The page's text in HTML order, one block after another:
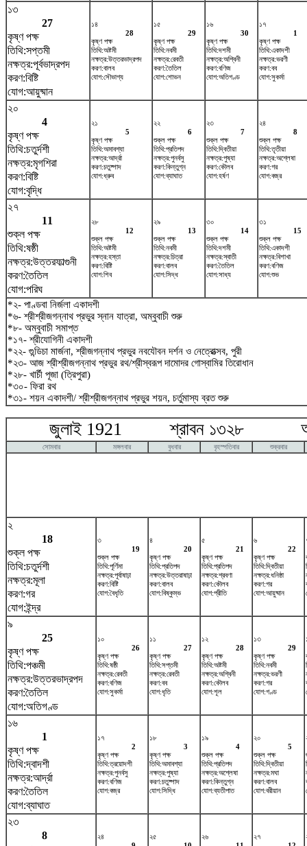
১৩
27
কৃষ্ণ পক্ষ
তিথি:সপ্তমী
নক্ষত্র:পূর্বভাদ্রপদ
করণ:বিষ্টি
যোগ:আয়ুষ্মান
১৪
28
কৃষ্ণ পক্ষ
তিথি:অষ্টমী
নক্ষত্র:উত্তরভাদ্রপদ
করণ:বালব
যোগ:সৌভাগ্য
১৫
29
কৃষ্ণ পক্ষ
তিথি:নবমী
নক্ষত্র:রেবতী
করণ:তৈতিল
যোগ:শোভন
১৬
30
কৃষ্ণ পক্ষ
তিথি:দশমী
নক্ষত্র:অশ্বিনী
করণ:বণিজ
যোগ:অতিগণ্ড
১৭
1
কৃষ্ণ পক্ষ
তিথি:একাদশী
নক্ষত্র:ভরণী
করণ:বব
যোগ:সুকর্মা
২০
4
কৃষ্ণ পক্ষ
তিথি:চতুর্দশী
নক্ষত্র:মৃগশিরা
করণ:বিষ্টি
যোগ:বৃদ্ধি
২১
5
কৃষ্ণ পক্ষ
তিথি:অমাবশ্যা
নক্ষত্র:আর্দ্রা
করণ:চতুষ্পাদ
যোগ:ধ্রুব
২২
6
শুক্ল পক্ষ
তিথি:প্রতিপদ
নক্ষত্র:পুনর্বসু
করণ:কিন্তুগ্ন
যোগ:ব্যাঘাত
২৩
7
শুক্ল পক্ষ
তিথি:দ্বিতীয়া
নক্ষত্র:পুষ্যা
করণ:কৌলব
যোগ:হর্ষণ
২৪
8
শুক্ল পক্ষ
তিথি:তৃতীয়া
নক্ষত্র:অশ্লেষা
করণ:গর
যোগ:বজ্র
২৭
11
শুক্ল পক্ষ
তিথি:ষষ্ঠী
নক্ষত্র:উত্তরফাল্গুনী
করণ:তৈতিল
যোগ:পরিঘ
২৮
12
শুক্ল পক্ষ
তিথি:অষ্টমী
নক্ষত্র:হস্তা
করণ:বিষ্টি
যোগ:শিব
২৯
13
শুক্ল পক্ষ
তিথি:নবমী
নক্ষত্র:চিত্রা
করণ:বালব
যোগ:সিদ্ধ
৩০
14
শুক্ল পক্ষ
তিথি:দশমী
নক্ষত্র:স্বাতী
করণ:তৈতিল
যোগ:সাধ্য
৩১
15
শুক্ল পক্ষ
তিথি:একাদশী
নক্ষত্র:বিশাখা
করণ:বণিজ
যোগ:শুভ
*২- পাণ্ডবা নির্জলা একাদশী
*৬- শ্রীশ্রীজগন্নাথ প্রভুর স্নান যাত্রা, অম্বুবাচী শুরু
*৮- অম্বুবাচী সমাপ্ত
*১৭- শ্রীযোগিনী একাদশী
*২২- গুন্ডিচা মার্জনা, শ্রীজগন্নাথ প্রভুর নবযৌবন দর্শন ও নেত্রোত্সব, পুরী
*২৩- আজ শ্রীশ্রীজগন্নাথ প্রভুর রথ/শ্রীস্বরূপ দামোদর গোস্বামির তিরোধান
*২৮- খার্চী পূজা (ত্রিপুরা)
*৩০- ফিরা রথ
*৩১- শয়ন একাদশী/ শ্রীশ্রীজগন্নাথ প্রভুর শয়ন, চর্তুমাস্য ব্রত শুরু
জুলাই 1921 শ্রাবন ১৩২৮
সোমবার মঙ্গলবার বুধবার বৃহস্পতিবার শুক্রবার
২
18
শুক্ল পক্ষ
তিথি:চতুর্দশী
নক্ষত্র:মূলা
করণ:গর
যোগ:ইন্দ্র
৩
19
শুক্ল পক্ষ
তিথি:পূর্ণিমা
নক্ষত্র:পূর্বাষাঢ়া
করণ:বিষ্টি
যোগ:বৈধৃতি
৪
20
কৃষ্ণ পক্ষ
তিথি:প্রতিপদ
নক্ষত্র:উত্তরাষাঢ়া
করণ:বালব
যোগ:বিষ্কুম্ভ
৫
21
কৃষ্ণ পক্ষ
তিথি:প্রতিপদ
নক্ষত্র:শ্রবণা
করণ:কৌলব
যোগ:প্রীতি
৬
22
কৃষ্ণ পক্ষ
তিথি:দ্বিতীয়া
নক্ষত্র:ধনিষ্ঠা
করণ:গর
যোগ:আয়ুষ্মান
৯
25
কৃষ্ণ পক্ষ
তিথি:পঞ্চমী
নক্ষত্র:উত্তরভাদ্রপদ
করণ:তৈতিল
যোগ:অতিগণ্ড
১০
26
কৃষ্ণ পক্ষ
তিথি:ষষ্ঠী
নক্ষত্র:রেবতী
করণ:বণিজ
যোগ:সুকর্মা
১১
27
কৃষ্ণ পক্ষ
তিথি:সপ্তমী
নক্ষত্র:রেবতী
করণ:বব
যোগ:ধৃতি
১২
28
কৃষ্ণ পক্ষ
তিথি:অষ্টমী
নক্ষত্র:অশ্বিনী
করণ:কৌলব
যোগ:শূল
১৩
29
কৃষ্ণ পক্ষ
তিথি:নবমী
নক্ষত্র:ভরণী
করণ:গর
যোগ:গণ্ড
১৬
1
কৃষ্ণ পক্ষ
তিথি:দ্বাদশী
নক্ষত্র:আর্দ্রা
করণ:তৈতিল
যোগ:ব্যাঘাত
১৭
2
কৃষ্ণ পক্ষ
তিথি:ত্রয়োদশী
নক্ষত্র:পুনর্বসু
করণ:বণিজ
যোগ:বজ্র
১৮
3
কৃষ্ণ পক্ষ
তিথি:অমাবশ্যা
নক্ষত্র:পুষ্যা
করণ:চতুষ্পাদ
যোগ:সিদ্ধি
১৯
4
শুক্ল পক্ষ
তিথি:প্রতিপদ
নক্ষত্র:অশ্লেষা
করণ:কিন্তুগ্ন
যোগ:ব্যতীপাত
২০
5
শুক্ল পক্ষ
তিথি:দ্বিতীয়া
নক্ষত্র:মঘা
করণ:বালব
যোগ:বরীয়ান
২৩
8
২৪
২৫
২৬
২৭